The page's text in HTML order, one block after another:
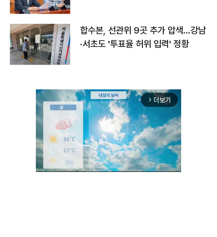
합수본, 선관위 9곳 추가 압색…강남
·서초도 '투표율 허위 입력' 정황
arrow_forward_ios 더보기